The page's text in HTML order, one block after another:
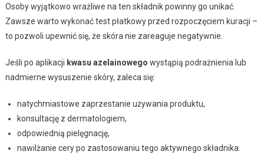
Osoby wyjątkowo wrażliwe na ten składnik powinny go unikać.
Zawsze warto wykonać test płatkowy przed rozpoczęciem kuracji –
to pozwoli upewnić się, że skóra nie zareaguje negatywnie.
Jeśli po aplikacji kwasu azelainowego wystąpią podrażnienia lub
nadmierne wysuszenie skóry, zaleca się:
natychmiastowe zaprzestanie używania produktu,
konsultację z dermatologiem,
odpowiednią pielęgnację,
nawilżanie cery po zastosowaniu tego aktywnego składnika.